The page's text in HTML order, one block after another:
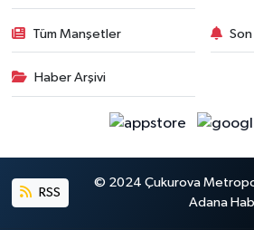
Tüm Manşetler
Haber Arşivi
RSS
© 2024 Çukurova Metropol
Adana